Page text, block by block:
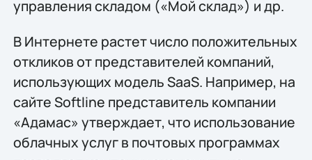
управления складом («Мой склад») и др.
В Интернете растет число положительных
откликов от представителей компаний,
использующих модель SaaS. Например, на
сайте Softline представитель компании
«Адамас» утверждает, что использование
облачных услуг в почтовых программах